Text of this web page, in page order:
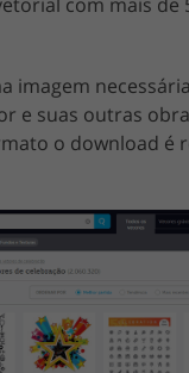
imagem
e suas outras
o download é